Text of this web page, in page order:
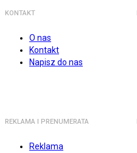
KONTAKT
O nas
Kontakt
Napisz do nas
REKLAMA I PRENUMERATA
Reklama